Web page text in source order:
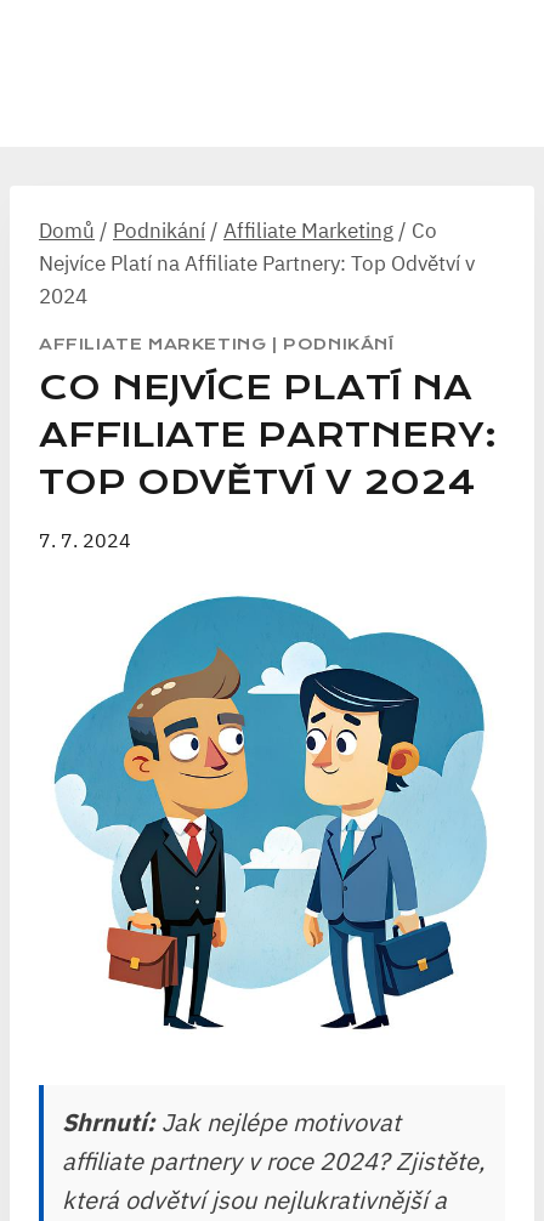
Domů / Podnikání / Affiliate Marketing / Co
Nejvíce Platí na Affiliate Partnery: Top Odvětví v
2024
AFFILIATE MARKETING PODNIKÁNÍ
CO NEJVÍCE PLATÍ NA
AFFILIATE PARTNERY:
TOP ODVĚTVÍ V 2024
7. 7. 2024
Shrnutí:Jak nejlépe motivovat
affiliate partnery v roce 2024? Zjistěte,
která odvětví jsou nejlukrativnější a